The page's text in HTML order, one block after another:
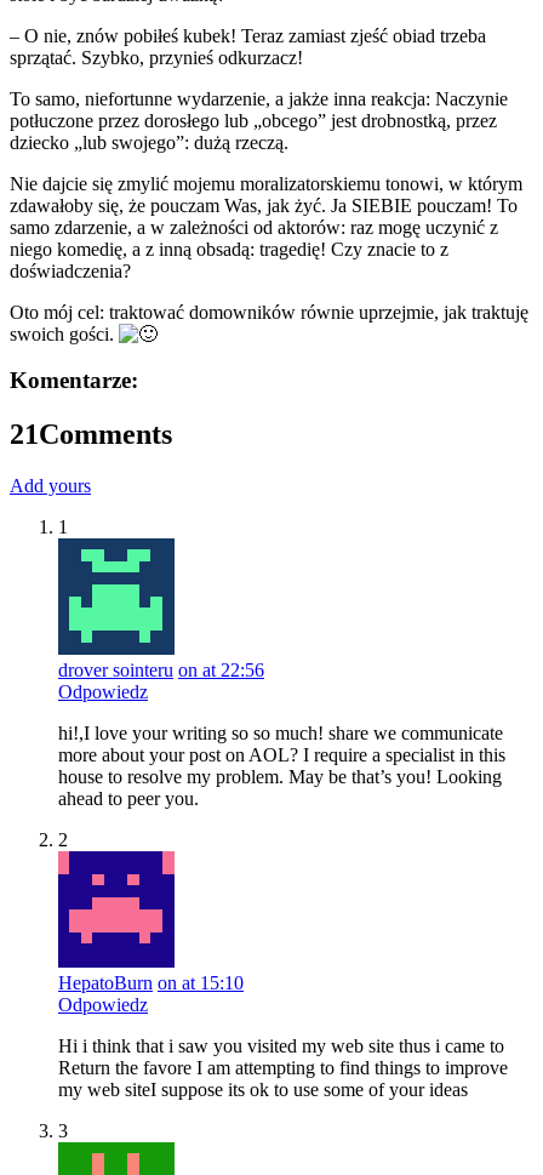
– O nie, znów pobiłeś kubek! Teraz zamiast zjeść obiad trzeba
sprzątać. Szybko, przynieś odkurzacz!
To samo, niefortunne wydarzenie, a jakże inna reakcja: Naczynie
potłuczone przez dorosłego lub „obcego” jest drobnostką, przez
dziecko „lub swojego”: dużą rzeczą.
Nie dajcie się zmylić mojemu moralizatorskiemu tonowi, w którym
zdawałoby się, że pouczam Was, jak żyć. Ja SIEBIE pouczam! To
samo zdarzenie, a w zależności od aktorów: raz mogę uczynić z
niego komedię, a z inną obsadą: tragedię! Czy znacie to z
doświadczenia?
Oto mój cel: traktować domowników równie uprzejmie, jak traktuję
swoich gości.
Komentarze:
21Comments
Add yours
1
drover sointeru on at 22:56
Odpowiedz
hi!,I love your writing so so much! share we communicate
more about your post on AOL? I require a specialist in this
house to resolve my problem. May be that’s you! Looking
ahead to peer you.
2
HepatoBurn on at 15:10
Odpowiedz
Hi i think that i saw you visited my web site thus i came to
Return the favore I am attempting to find things to improve
my web siteI suppose its ok to use some of your ideas
3